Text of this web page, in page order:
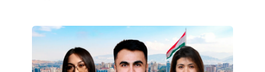
ВНЕШНЕГО
ВИДА
НОВОГО